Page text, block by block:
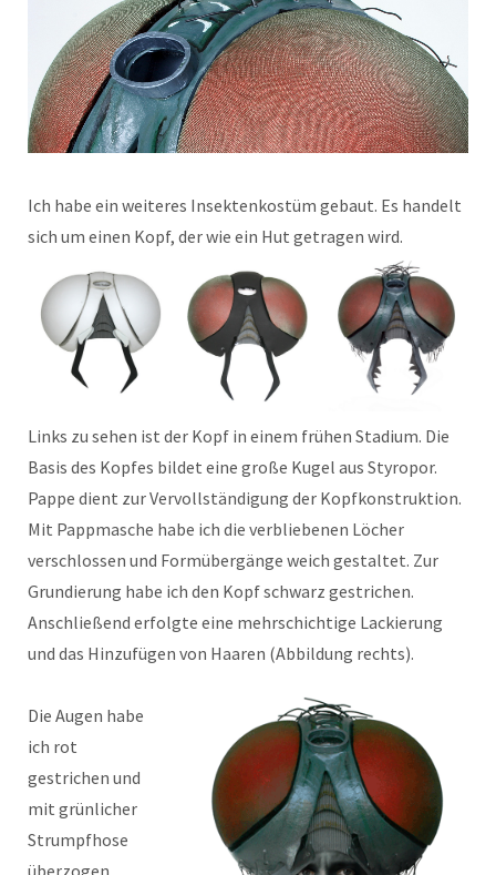
Ich habe ein weiteres Insektenkostüm gebaut. Es handelt
sich um einen Kopf, der wie ein Hut getragen wird.
Links zu sehen ist der Kopf in einem frühen Stadium. Die
Basis des Kopfes bildet eine große Kugel aus Styropor.
Pappe dient zur Vervollständigung der Kopfkonstruktion.
Mit Pappmasche habe ich die verbliebenen Löcher
verschlossen und Formübergänge weich gestaltet. Zur
Grundierung habe ich den Kopf schwarz gestrichen.
Anschließend erfolgte eine mehrschichtige Lackierung
und das Hinzufügen von Haaren (Abbildung rechts).
Die Augen habe
ich rot
gestrichen und
mit grünlicher
Strumpfhose